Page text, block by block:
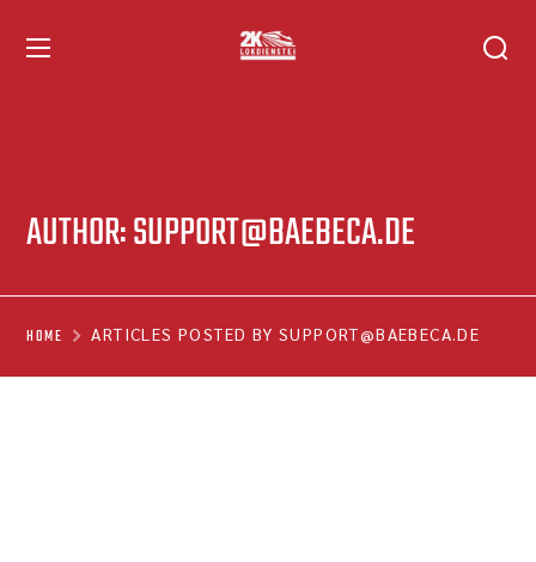
AUTHOR: SUPPORT@BAEBECA.DE
HOME ARTICLES POSTED BY SUPPORT@BAEBECA.DE